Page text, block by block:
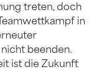
treten, doch
in
beenden.
ist die Zukunft